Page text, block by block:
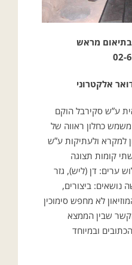
בתיאום מראש
ע”ש סקירבל הוקם
משמש כחלון ראווה של
למקרא ולעתיקות ע”ש
קומות תצוגה
ערים: דן (ליש), גזר
נושאים: ביצורים,
לא מחפש סימוכין
שבין הממצא
ובמיוחד